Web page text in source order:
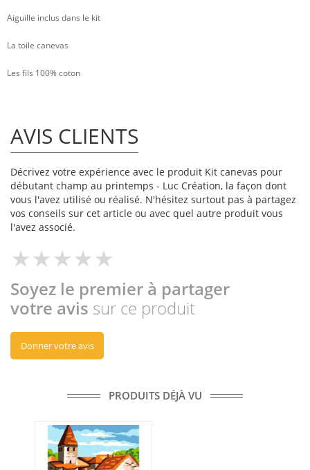
Aiguille inclus dans le kit
La toile canevas
Les fils 100% coton
AVIS CLIENTS
Décrivez votre expérience avec le produit Kit canevas pour
débutant champ au printemps - Luc Création, la façon dont
vous l'avez utilisé ou réalisé. N'hésitez surtout pas à partagez
vos conseils sur cet article ou avec quel autre produit vous
l'avez associé.
Soyez le premier à partager
votre avis sur ce produit
Donner votre avis
PRODUITS DÉJÀ VU